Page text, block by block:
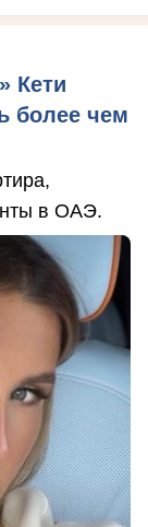
Кети
более чем
в ОАЭ.